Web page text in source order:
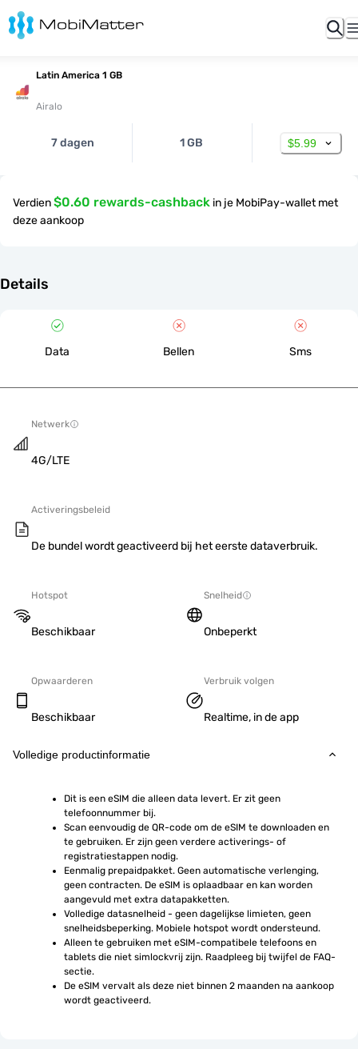
Latin America 1 GB
Airalo
7 dagen 1 GB $5.99
Verdien$0.60 rewards-cashback in je MobiPay-wallet met
deze aankoop
Details
Data Bellen Sms
Netwerk
4G/LTE
Activeringsbeleid
De bundel wordt geactiveerd bij het eerste dataverbruik.
Hotspot
Beschikbaar
Snelheid
Onbeperkt
Opwaarderen
Beschikbaar
Verbruik volgen
Realtime, in de app
Volledige productinformatie
Dit is een eSIM die alleen data levert. Er zit geen
telefoonnummer bij.
Scan eenvoudig de QR-code om de eSIM te downloaden en
te gebruiken. Er zijn geen verdere activerings- of
registratiestappen nodig.
Eenmalig prepaidpakket. Geen automatische verlenging,
geen contracten. De eSIM is oplaadbaar en kan worden
aangevuld met extra datapakketten.
Volledige datasnelheid - geen dagelijkse limieten, geen
snelheidsbeperking. Mobiele hotspot wordt ondersteund.
Alleen te gebruiken met eSIM-compatibele telefoons en
tablets die niet simlockvrij zijn. Raadpleeg bij twijfel de FAQ-
sectie.
De eSIM vervalt als deze niet binnen 2 maanden na aankoop
wordt geactiveerd.